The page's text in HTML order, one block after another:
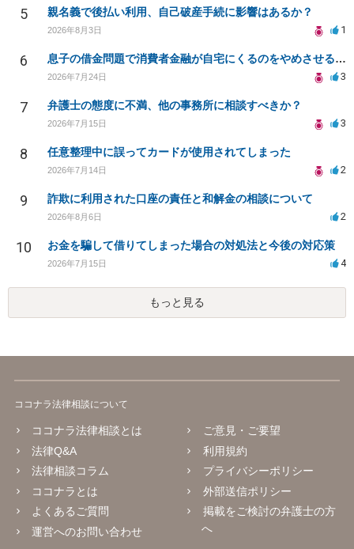
5 親名義で後払い利用、自己破産手続に影響はあるか？
2026年8月3日 1
6 息子の借金問題で消費者金融が自宅にくるのをやめさせる方法はないですか？
2026年7月24日 3
7 弁護士の態度に不満、他の事務所に相談すべきか？
2026年7月15日 3
8 任意整理中に誤ってカードが使用されてしまった
2026年7月14日 2
9 詐欺に利用された口座の責任と和解金の相談について
2026年8月6日 2
10 お金を騙して借りてしまった場合の対処法と今後の対応策
2026年7月15日 4
もっと見る
ココナラ法律相談について
ココナラ法律相談とは
法律Q&A
法律相談コラム
ココナラとは
よくあるご質問
運営へのお問い合わせ
ご意見・ご要望
利用規約
プライバシーポリシー
外部送信ポリシー
掲載をご検討の弁護士の方
へ